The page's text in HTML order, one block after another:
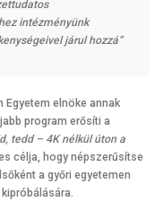
intézményünk
járul hozzá”
Egyetem elnöke annak
program erősíti a
tedd – 4K nélkül úton a
célja, hogy népszerűsítse
a győri egyetemen